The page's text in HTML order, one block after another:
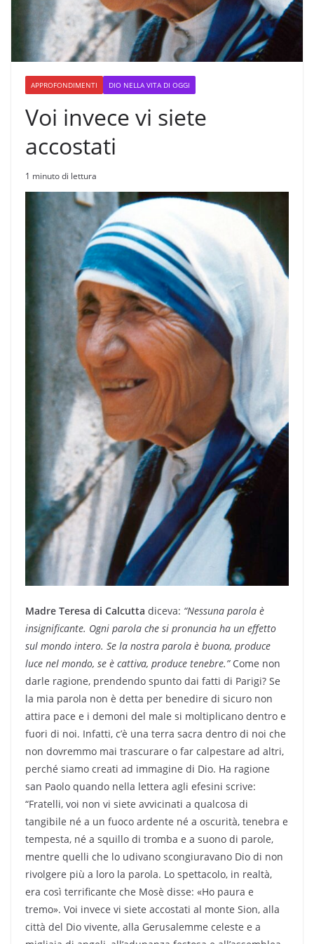
APPROFONDIMENTI DIO NELLA VITA DI OGGI
Voi invece vi siete
accostati
1 minuto di lettura
Madre Teresa di Calcutta diceva: “Nessuna parola è
insignificante. Ogni parola che si pronuncia ha un effetto
sul mondo intero. Se la nostra parola è buona, produce
luce nel mondo, se è cattiva, produce tenebre.”Come non
darle ragione, prendendo spunto dai fatti di Parigi? Se
la mia parola non è detta per benedire di sicuro non
attira pace e i demoni del male si moltiplicano dentro e
fuori di noi. Infatti, c’è una terra sacra dentro di noi che
non dovremmo mai trascurare o far calpestare ad altri,
perché siamo creati ad immagine di Dio. Ha ragione
san Paolo quando nella lettera agli efesini scrive:
“Fratelli, voi non vi siete avvicinati a qualcosa di
tangibile né a un fuoco ardente né a oscurità, tenebra e
tempesta, né a squillo di tromba e a suono di parole,
mentre quelli che lo udivano scongiuravano Dio di non
rivolgere più a loro la parola. Lo spettacolo, in realtà,
era così terrificante che Mosè disse: «Ho paura e
tremo». Voi invece vi siete accostati al monte Sion, alla
città del Dio vivente, alla Gerusalemme celeste e a